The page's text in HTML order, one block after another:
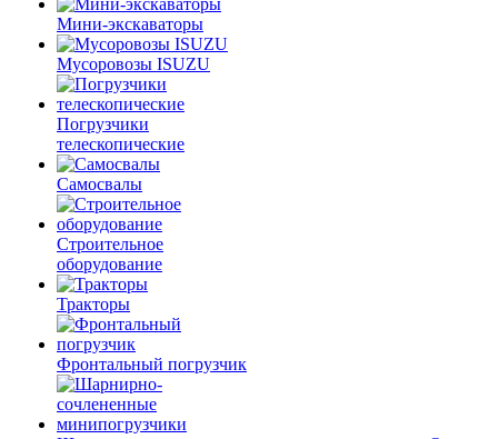
Мини-экскаваторы
Мусоровозы ISUZU
Погрузчики
телескопические
Самосвалы
Строительное
оборудование
Тракторы
Фронтальный погрузчик